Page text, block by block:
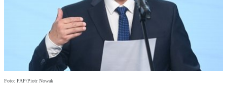
Foto: PAP/Piotr Nowak